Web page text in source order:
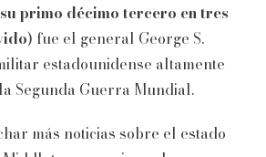
primo décimo tercero en tres
) fue el general George S.
estadounidense altamente
Segunda Guerra Mundial.
más noticias sobre el estado